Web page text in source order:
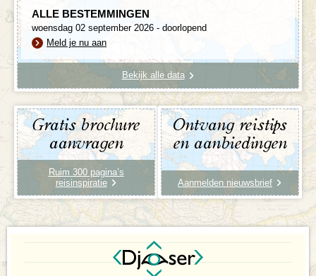
ALLE BESTEMMINGEN
woensdag 02 september 2026 - doorlopend
Meld je nu aan
Bekijk alle data
Gratis brochure
aanvragen
Ruim 300 pagina’s
reisinspiratie
Ontvang reistips
en aanbiedingen
Aanmelden nieuwsbrief